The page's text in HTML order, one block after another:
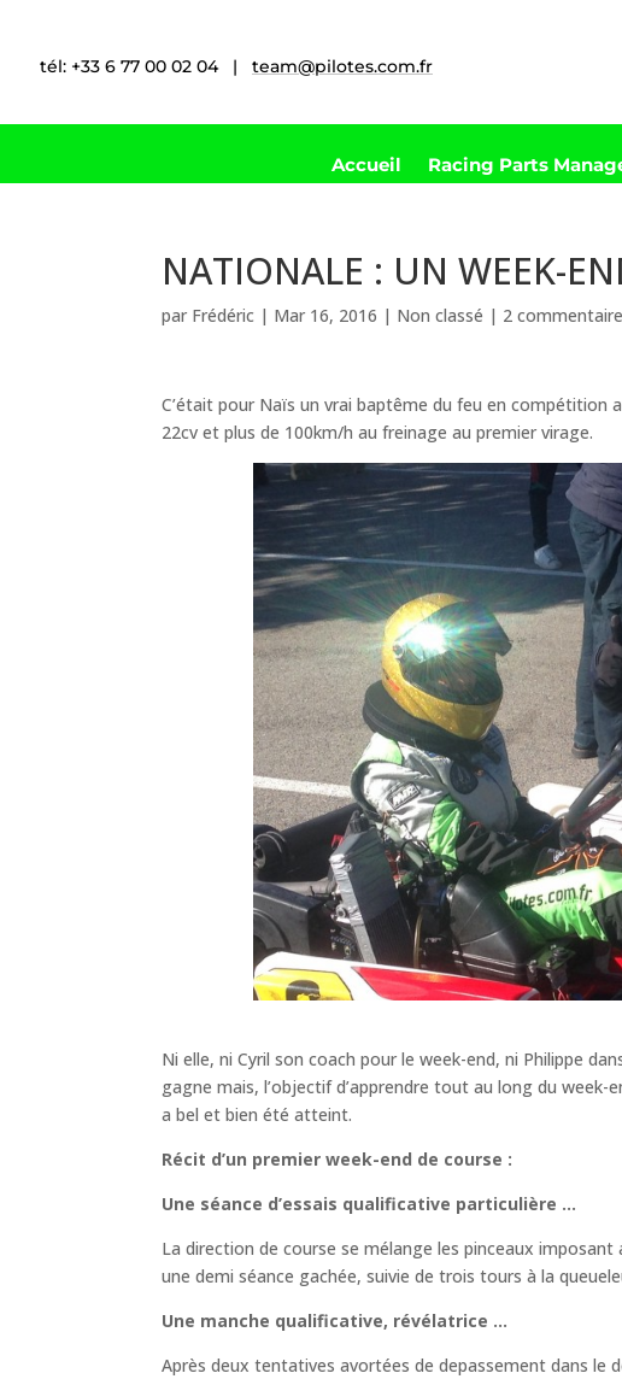
tél: +33 6 77 00 02 04 | team@pilotes.com.fr
Accueil Racing Parts
NATIONALE : UN WEEK-
par Frédéric | Mar 16, 2016 | Non classé | 2
C’était pour Naïs un vrai baptême du feu en
22cv et plus de 100km/h au freinage au premier virage.
Ni elle, ni Cyril son coach pour le week-end, ni Philippe
gagne mais, l’objectif d’apprendre tout au long du
a bel et bien été atteint.
Récit d’un premier week-end de course :
Une séance d’essais qualificative particulière …
La direction de course se mélange les pinceaux
une demi séance gachée, suivie de trois tours à la
Une manche qualificative, révélatrice …
Après deux tentatives avortées de depassement dans le